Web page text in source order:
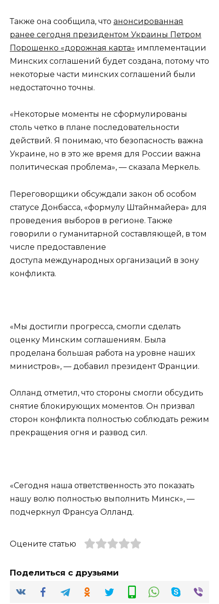
Также она сообщила, что анонсированная
ранее сегодня президентом Украины Петром
Порошенко «дорожная карта» имплементации
Минских соглашений будет создана, потому что
некоторые части минских соглашений были
недостаточно точны.
«Некоторые моменты не сформулированы
столь четко в плане последовательности
действий. Я понимаю, что безопасность важна
Украине, но в это же время для России важна
политическая проблема», — сказала Меркель.
Переговорщики обсуждали закон об особом
статусе Донбасса, «формулу Штайнмайера» для
проведения выборов в регионе. Также
говорили о гуманитарной составляющей, в том
числе предоставление
доступа международных организаций в зону
конфликта.
«Мы достигли прогресса, смогли сделать
оценку Минским соглашениям. Была
проделана большая работа на уровне наших
министров», — добавил президент Франции.
Олланд отметил, что стороны смогли обсудить
снятие блокирующих моментов. Он призвал
сторон конфликта полностью соблюдать режим
прекращения огня и развод сил.
«Сегодня наша ответственность это показать
нашу волю полностью выполнить Минск», —
подчеркнул Франсуа Олланд.
Оцените статью
Поделиться с друзьями